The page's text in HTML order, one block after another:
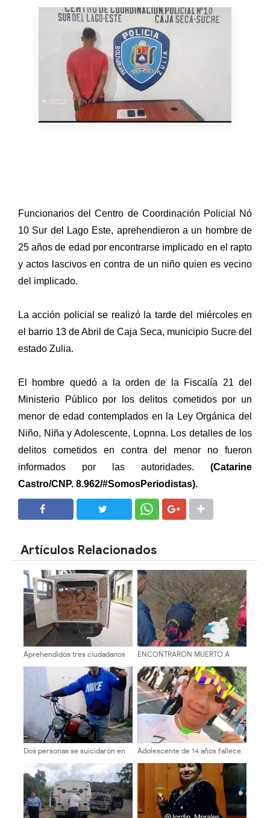
Funcionarios del Centro de Coordinación Policial Nó
10 Sur del Lago Este, aprehendieron a un hombre de
25 años de edad por encontrarse implicado en el rapto
y actos lascivos en contra de un niño quien es vecino
del implicado.
La acción policial se realizó la tarde del miércoles en
el barrio 13 de Abril de Caja Seca, municipio Sucre del
estado Zulia.
El hombre quedó a la orden de la Fiscalía 21 del
Ministerio Público por los delitos cometidos por un
menor de edad contemplados en la Ley Orgánica del
Niño, Niña y Adolescente, Lopnna. Los detalles de los
delitos cometidos en contra del menor no fueron
informados por las autoridades. (Catarine
Castro/CNP. 8.962/#SomosPeriodistas).
Artículos Relacionados
Aprehendidos tres ciudadanos
ENCONTRARON MUERTO A
EJIDO
Dos personas se suicidaron en
Adolescente de 14 años fallece